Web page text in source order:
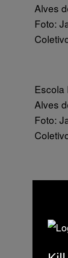
Alves
Foto:
Escola
Alves
Foto:
Escola